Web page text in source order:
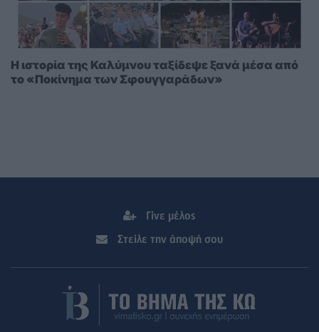
Η ιστορία της Καλύμνου ταξίδεψε ξανά μέσα από
το «Ποκίνημα των Σφουγγαράδων»
Γίνε μέλος
Στείλε την άποψή σου